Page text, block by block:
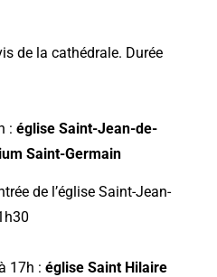
de la cathédrale. Durée
:église Saint-Jean-de-
Saint-Germain
de l’église Saint-Jean-
17h :église Saint Hilaire